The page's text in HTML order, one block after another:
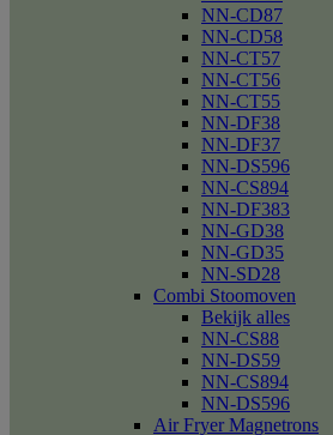
NN-CD87
NN-CD58
NN-CT57
NN-CT56
NN-CT55
NN-DF38
NN-DF37
NN-DS596
NN-CS894
NN-DF383
NN-GD38
NN-GD35
NN-SD28
Combi Stoomoven
Bekijk alles
NN-CS88
NN-DS59
NN-CS894
NN-DS596
Air Fryer Magnetrons